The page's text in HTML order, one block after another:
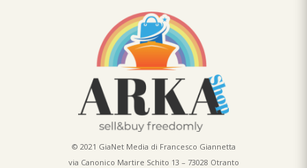
© 2021 GiaNet Media di Francesco Giannetta
via Canonico Martire Schito 13 – 73028 Otranto